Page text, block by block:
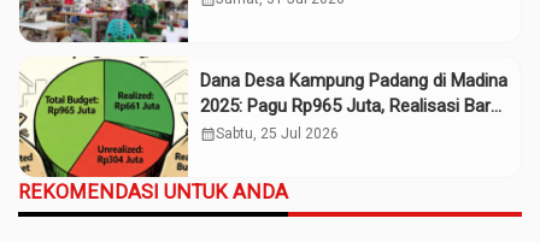
Dana Desa Kampung Padang di Madina
2025: Pagu Rp965 Juta, Realisasi Baru
Rp661 Juta
calendar_monthSabtu, 25 Jul 2026
REKOMENDASI UNTUK ANDA